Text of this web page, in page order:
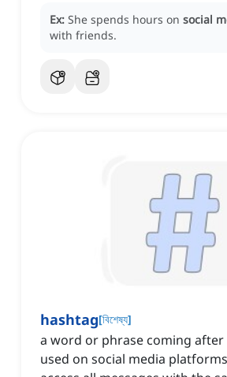
Ex: She spends hours on social
with friends.
hashtag[বিশেষ্য]
a word or phrase coming after
used on social media